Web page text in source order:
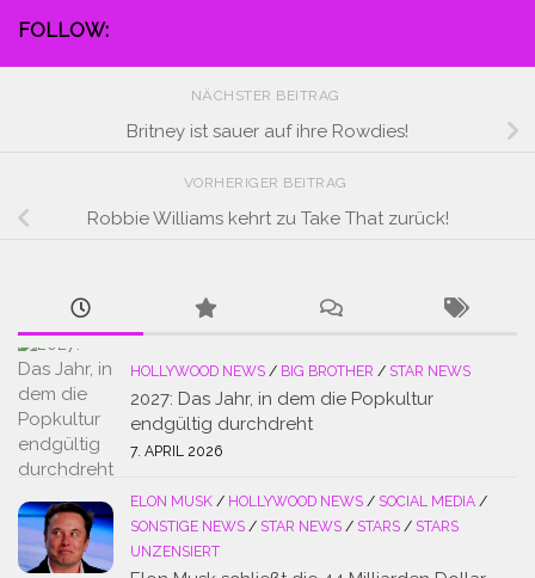
FOLLOW:
NÄCHSTER BEITRAG
Britney ist sauer auf ihre Rowdies!
VORHERIGER BEITRAG
Robbie Williams kehrt zu Take That zurück!
HOLLYWOOD NEWS / BIG BROTHER / STAR NEWS
2027: Das Jahr, in dem die Popkultur
endgültig durchdreht
7. APRIL 2026
ELON MUSK / HOLLYWOOD NEWS / SOCIAL MEDIA /
SONSTIGE NEWS / STAR NEWS / STARS / STARS
UNZENSIERT